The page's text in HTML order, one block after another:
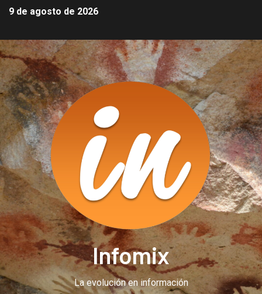
9 de agosto de 2026
Infomix
La evolución en información